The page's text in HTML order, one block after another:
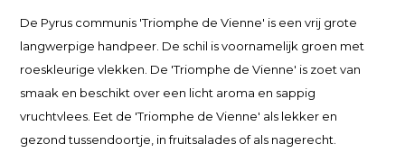
De Pyrus communis 'Triomphe de Vienne' is een vrij grote
langwerpige handpeer. De schil is voornamelijk groen met
roeskleurige vlekken. De 'Triomphe de Vienne' is zoet van
smaak en beschikt over een licht aroma en sappig
vruchtvlees. Eet de 'Triomphe de Vienne' als lekker en
gezond tussendoortje, in fruitsalades of als nagerecht.